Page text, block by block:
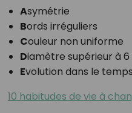
Asymétrie
Bords irréguliers
Couleur non uniforme
Diamètre supérieur à
Evolution dans le
10 habitudes de vie à